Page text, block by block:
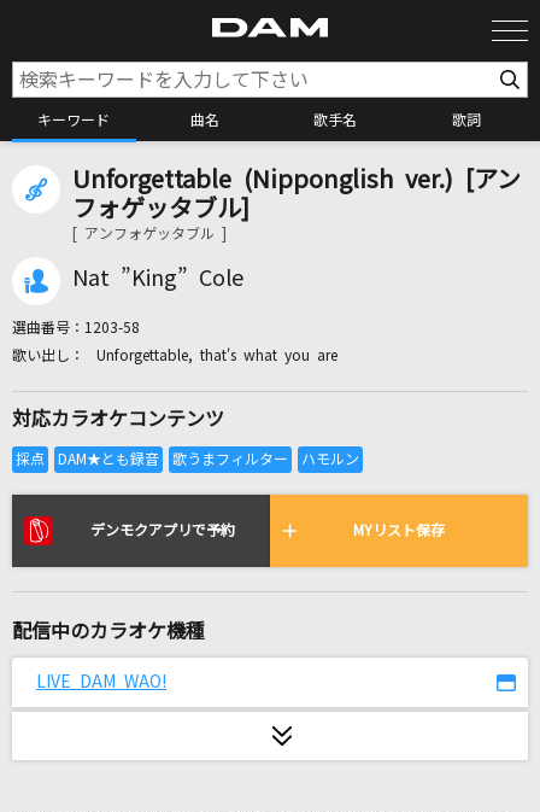
キーワード 曲名 歌手名 歌詞
カラオケ検索
カラオケ店舗検索
カラオケリクエスト
リアルタイムで歌われている曲の一覧
好きすぎて滅！
[生音]ボクノート
スキマスイッチ
back number
Unforgettable (Nipponglish ver.) [アン
フォゲッタブル]
[ アンフォゲッタブル ]
Nat ”King” Cole
選曲番号： 1203-58
Unforgettable, that's what you are
対応カラオケコンテンツ
デンモクアプリで予約 MYリスト保存
配信中のカラオケ機種
LIVE DAM WAO!